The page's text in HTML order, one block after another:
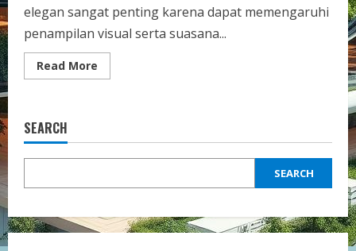
elegan sangat penting karena dapat memengaruhi
penampilan visual serta suasana...
Read More
more
Elegan
SEARCH
SEARCH